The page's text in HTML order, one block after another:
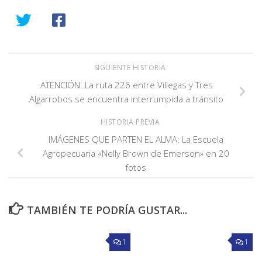
SIGUIENTE HISTORIA
ATENCIÓN: La ruta 226 entre Villegas y Tres
Algarrobos se encuentra interrumpida a tránsito
HISTORIA PREVIA
IMÁGENES QUE PARTEN EL ALMA: La Escuela
Agropecuaria «Nelly Brown de Emerson» en 20
fotos
TAMBIÉN TE PODRÍA GUSTAR...
1 1